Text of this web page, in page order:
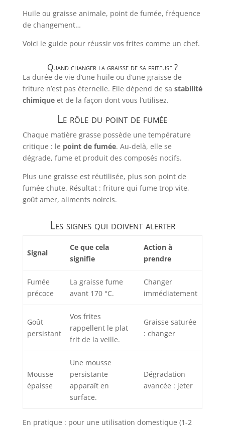
Huile ou graisse animale, point de fumée, fréquence
de changement…
Voici le guide pour réussir vos frites comme un chef.
Quand changer la graisse de sa friteuse ?
La durée de vie d’une huile ou d’une graisse de
friture n’est pas éternelle. Elle dépend de sa stabilité
chimiqueet de la façon dont vous l’utilisez.
Le rôle du point de fumée
Chaque matière grasse possède une température
critique : le point de fumée. Au-delà, elle se
dégrade, fume et produit des composés nocifs.
Plus une graisse est réutilisée, plus son point de
fumée chute. Résultat : friture qui fume trop vite,
goût amer, aliments noircis.
Les signes qui doivent alerter
Signal
Ce que cela
signifie
Action à
prendre
Fumée
précoce
La graisse fume
avant 170 °C.
Changer
immédiatement
Goût
persistant
Vos frites
rappellent le plat
frit de la veille.
Graisse saturée
: changer
Mousse
épaisse
Une mousse
persistante
apparaît en
surface.
Dégradation
avancée : jeter
En pratique : pour une utilisation domestique (1-2